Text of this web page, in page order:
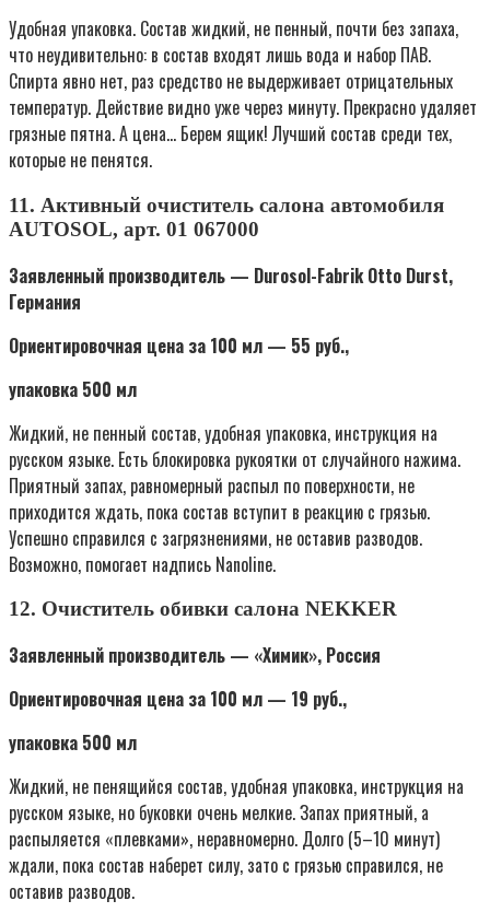
Удобная упаковка. Состав жидкий, не пенный, почти без запаха,
что неудивительно: в состав входят лишь вода и набор ПАВ.
Спирта явно нет, раз средство не выдерживает отрицательных
температур. Действие видно уже через минуту. Прекрасно удаляет
грязные пятна. А цена… Берем ящик! Лучший состав среди тех,
которые не пенятся.
11. Активный очиститель салона автомобиля
AUTOSOL, арт. 01 067000
Заявленный производитель — Durosol-Fabrik Otto Durst,
Германия
Ориентировочная цена за 100 мл — 55 руб.,
упаковка 500 мл
Жидкий, не пенный состав, удобная упаковка, инструкция на
русском языке. Есть блокировка рукоятки от случайного нажима.
Приятный запах, равномерный распыл по поверхности, не
приходится ждать, пока состав вступит в реакцию с грязью.
Успешно справился с загрязнениями, не оставив разводов.
Возможно, помогает надпись Nanoline.
12. Очиститель обивки салона NEKKER
Заявленный производитель — «Химик», Россия
Ориентировочная цена за 100 мл — 19 руб.,
упаковка 500 мл
Жидкий, не пенящийся состав, удобная упаковка, инструкция на
русском языке, но буковки очень мелкие. Запах приятный, а
распыляется «плевками», неравномерно. Долго (5–10 минут)
ждали, пока состав наберет силу, зато с грязью справился, не
оставив разводов.